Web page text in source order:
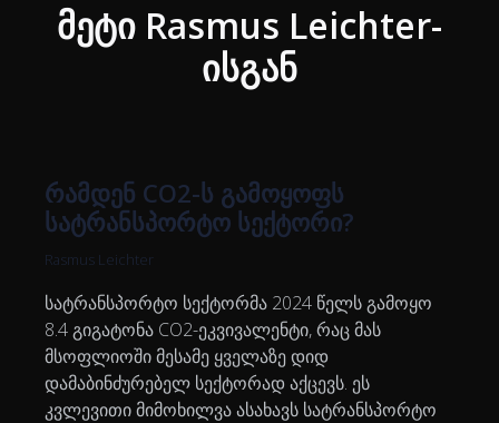
მეტი Rasmus Leichter-
ისგან
რამდენ CO2-ს გამოყოფს
სატრანსპორტო სექტორი?
Rasmus Leichter
სატრანსპორტო სექტორმა 2024 წელს გამოყო
8.4 გიგატონა CO2-ეკვივალენტი, რაც მას
მსოფლიოში მესამე ყველაზე დიდ
დამაბინძურებელ სექტორად აქცევს. ეს
კვლევითი მიმოხილვა ასახავს სატრანსპორტო